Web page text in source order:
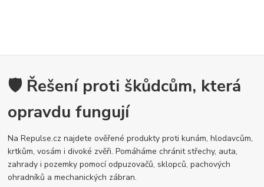
🛡️ Řešení proti škůdcům, která
opravdu fungují
Na Repulse.cz najdete ověřené produkty proti kunám, hlodavcům,
krtkům, vosám i divoké zvěři. Pomáháme chránit střechy, auta,
zahrady i pozemky pomocí odpuzovačů, sklopců, pachových
ohradníků a mechanických zábran.